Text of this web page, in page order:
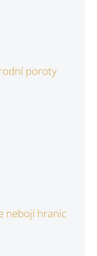
poroty
nebojí hranic